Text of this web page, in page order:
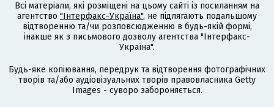
Всі матеріали, які розміщені на цьому сайті із посиланням на
агентство "Інтерфакс-Україна", не підлягають подальшому
відтворенню та/чи розповсюдженню в будь-якій формі,
інакше як з письмового дозволу агентства "Інтерфакс-
Україна".
Будь-яке копіювання, передрук та відтворення фотографічних
творів та/або аудіовізуальних творів правовласника Getty
Images - суворо забороняється.